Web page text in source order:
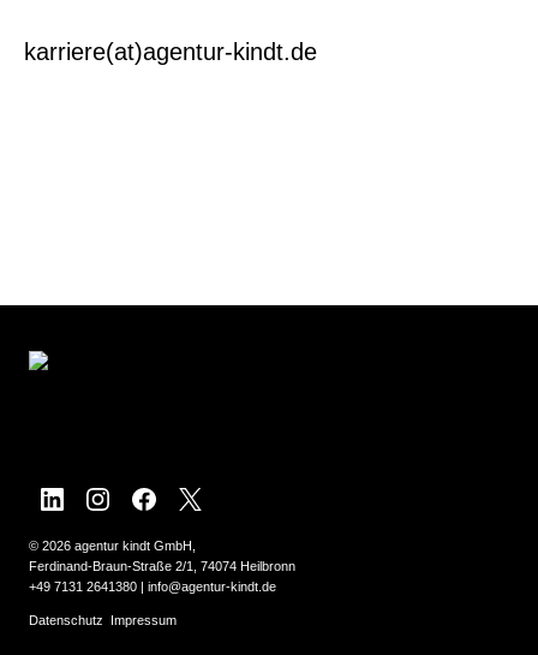
karriere(at)agentur-kindt.de
© 2026 agentur kindt GmbH,
Ferdinand-Braun-Straße 2/1, 74074 Heilbronn
+49 7131 2641380 | info@agentur-kindt.de
Datenschutz Impressum